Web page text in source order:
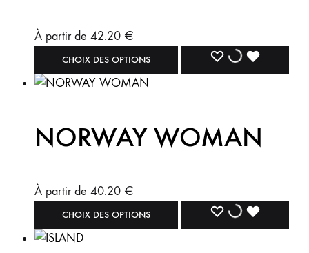
À partir de 42.20 €
CHOIX DES OPTIONS
NORWAY WOMAN
À partir de 40.20 €
CHOIX DES OPTIONS